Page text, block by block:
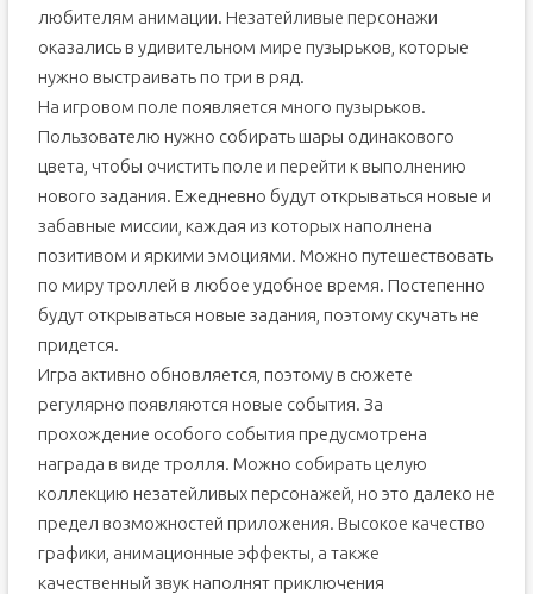
любителям анимации. Незатейливые персонажи
оказались в удивительном мире пузырьков, которые
нужно выстраивать по три в ряд.
На игровом поле появляется много пузырьков.
Пользователю нужно собирать шары одинакового
цвета, чтобы очистить поле и перейти к выполнению
нового задания. Ежедневно будут открываться новые и
забавные миссии, каждая из которых наполнена
позитивом и яркими эмоциями. Можно путешествовать
по миру троллей в любое удобное время. Постепенно
будут открываться новые задания, поэтому скучать не
придется.
Игра активно обновляется, поэтому в сюжете
регулярно появляются новые события. За
прохождение особого события предусмотрена
награда в виде тролля. Можно собирать целую
коллекцию незатейливых персонажей, но это далеко не
предел возможностей приложения. Высокое качество
графики, анимационные эффекты, а также
качественный звук наполнят приключения